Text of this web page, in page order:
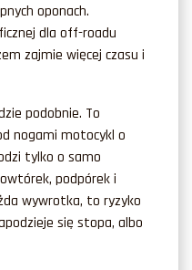
oponach.
dla off-roadu
zajmie więcej czasu i
podobnie. To
nogami motocykl o
tylko o samo
podpórek i
wywrotka, to ryzyko
się stopa, albo